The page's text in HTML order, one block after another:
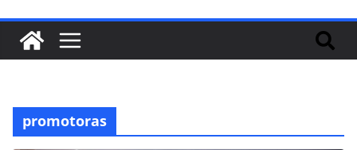
promotoras